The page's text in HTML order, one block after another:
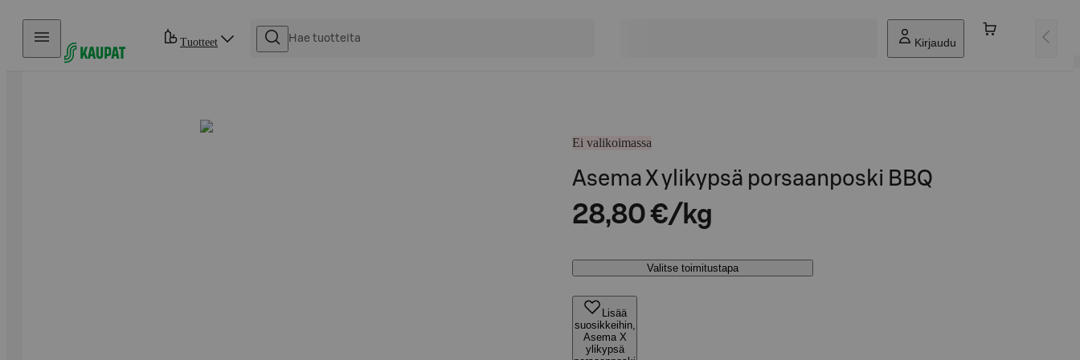
Hyppää sisältöön
Tuotteet Kirjaudu
Ei valikoimassa
Asema X ylikypsä porsaanposki BBQ
28,80 €/kg
Valitse toimitustapa
Lisää
suosikkeihin,
Asema X
ylikypsä